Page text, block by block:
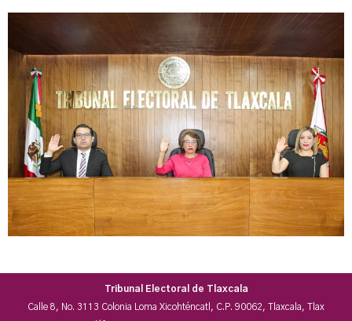
Tribunal Electoral de Tlaxcala
Calle 8, No. 3113 Colonia Loma Xicohténcatl, C.P. 90062, Tlaxcala, Tlax